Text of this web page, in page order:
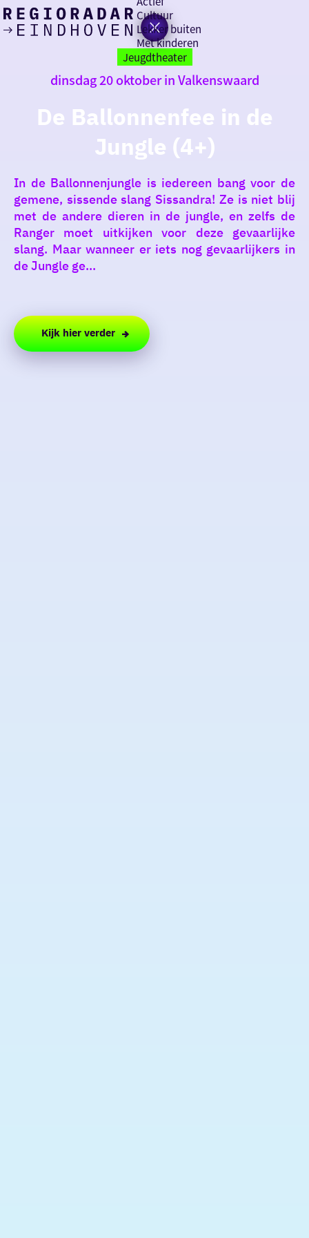
homepage
Cultuur
Lekker buiten
Met kinderen
Jeugdtheater
dinsdag 20 oktober in Valkenswaard
De Ballonnenfee in de
Jungle (4+)
In de Ballonnenjungle is iedereen bang voor de
gemene, sissende slang Sissandra! Ze is niet blij
met de andere dieren in de jungle, en zelfs de
Ranger moet uitkijken voor deze gevaarlijke
slang. Maar wanneer er iets nog gevaarlijkers in
de Jungle ge...
Kijk hier verder
Ik heb
iets leuks
de regio